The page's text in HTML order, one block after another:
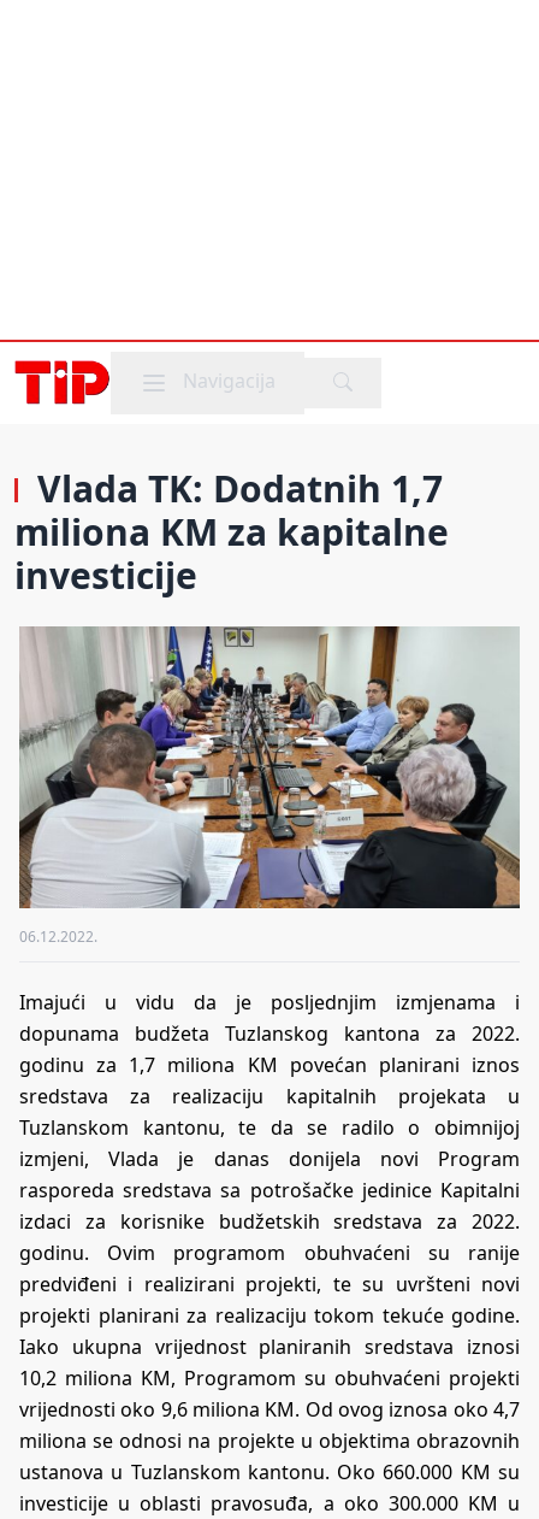
Mobile menu
Navigacija
Vlada TK: Dodatnih 1,7
miliona KM za kapitalne
investicije
06.12.2022.
Imajući u vidu da je posljednjim izmjenama i
dopunama budžeta Tuzlanskog kantona za 2022.
godinu za 1,7 miliona KM povećan planirani iznos
sredstava za realizaciju kapitalnih projekata u
Tuzlanskom kantonu, te da se radilo o obimnijoj
izmjeni, Vlada je danas donijela novi Program
rasporeda sredstava sa potrošačke jedinice Kapitalni
izdaci za korisnike budžetskih sredstava za 2022.
godinu. Ovim programom obuhvaćeni su ranije
predviđeni i realizirani projekti, te su uvršteni novi
projekti planirani za realizaciju tokom tekuće godine.
Iako ukupna vrijednost planiranih sredstava iznosi
10,2 miliona KM, Programom su obuhvaćeni projekti
vrijednosti oko 9,6 miliona KM. Od ovog iznosa oko 4,7
miliona se odnosi na projekte u objektima obrazovnih
ustanova u Tuzlanskom kantonu. Oko 660.000 KM su
investicije u oblasti pravosuđa, a oko 300.000 KM u